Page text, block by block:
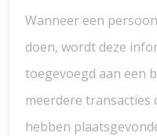
Wanneer een
doen, wordt deze
toegevoegd aan een
meerdere transacties
hebben